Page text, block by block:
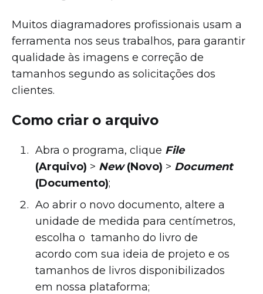
Muitos diagramadores profissionais usam a
ferramenta nos seus trabalhos, para garantir
qualidade às imagens e correção de
tamanhos segundo as solicitações dos
clientes.
Como criar o arquivo
Abra o programa, clique File
(Arquivo) > New(Novo) > Document
(Documento);
Ao abrir o novo documento, altere a
unidade de medida para centímetros,
escolha o tamanho do livro de
acordo com sua ideia de projeto e os
tamanhos de livros disponibilizados
em nossa plataforma;